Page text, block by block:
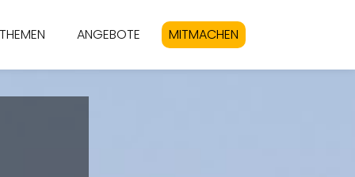
THEMEN ANGEBOTE MITMACHEN